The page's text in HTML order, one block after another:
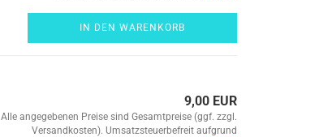
IN DEN WARENKORB
9,00 EUR
Alle angegebenen Preise sind Gesamtpreise (ggf. zzgl.
Versandkosten). Umsatzsteuerbefreit aufgrund